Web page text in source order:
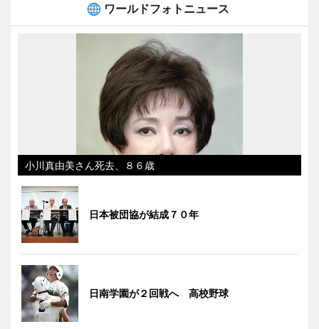
ワールドフォトニュース
小川真由美さん死去、８６歳
日本被団協が結成７０年
日南学園が２回戦へ 高校野球